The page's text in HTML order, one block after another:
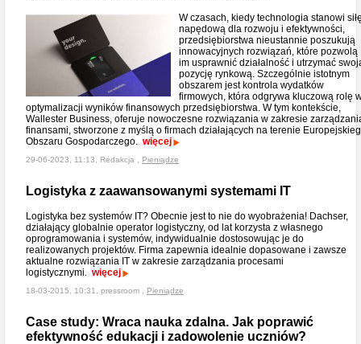
W czasach, kiedy technologia stanowi
napędową dla rozwoju i efektywności,
przedsiębiorstwa nieustannie poszukują
innowacyjnych rozwiązań, które pozwolą
im usprawnić działalność i utrzymać
pozycję rynkową. Szczególnie istotnym
obszarem jest kontrola wydatków
firmowych, która odgrywa kluczową rolę
optymalizacji wyników finansowych przedsiębiorstwa. W tym kontekście,
Wallester Business, oferuje nowoczesne rozwiązania w zakresie
finansami, stworzone z myślą o firmach działających na terenie
Obszaru Gospodarczego. więcej
29-06-2023, 11:13, Redakcja , Pieniądze
Logistyka z zaawansowanymi systemami IT
Logistyka bez systemów IT? Obecnie jest to nie do wyobrażenia! Dachser,
działający globalnie operator logistyczny, od lat korzysta z własnego
oprogramowania i systemów, indywidualnie dostosowując je do
realizowanych projektów. Firma zapewnia idealnie dopasowane i zawsze
aktualne rozwiązania IT w zakresie zarządzania procesami
logistycznymi. więcej
18-03-2015, 10:31, pressroom , Pieniądze
Case study: Wraca nauka zdalna. Jak poprawić
efektywność edukacji i zadowolenie uczniów?